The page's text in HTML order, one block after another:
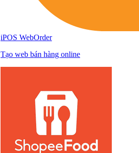
iPOS WebOrder
Tạo web bán hàng online